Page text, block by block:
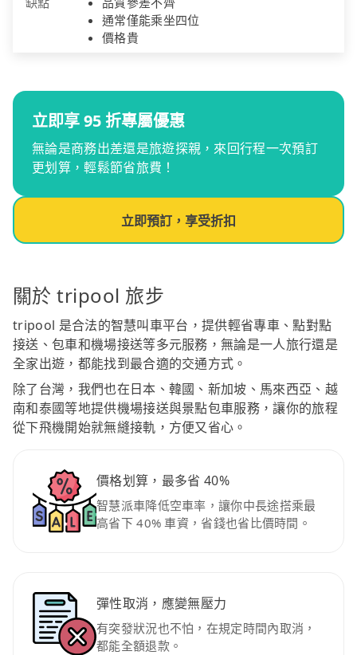
通常僅能乘坐四位
價格貴
立即享 95 折專屬優惠
無論是商務出差還是旅遊探親，來回行程一次預訂
更划算，輕鬆節省旅費！
立即預訂，享受折扣
關於 tripool 旅步
tripool 是合法的智慧叫車平台，提供輕省專車、點對點
接送、包車和機場接送等多元服務，無論是一人旅行還是
全家出遊，都能找到最合適的交通方式。
除了台灣，我們也在日本、韓國、新加坡、馬來西亞、越
南和泰國等地提供機場接送與景點包車服務，讓你的旅程
從下飛機開始就無縫接軌，方便又省心。
價格划算，最多省 40%
智慧派車降低空車率，讓你中長途搭乘最
高省下 40% 車資，省錢也省比價時間。
彈性取消，應變無壓力
有突發狀況也不怕，在規定時間內取消，
都能全額退款。